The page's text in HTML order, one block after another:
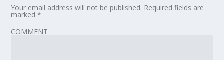
Your email address will not be published. Required fields are
marked*
COMMENT